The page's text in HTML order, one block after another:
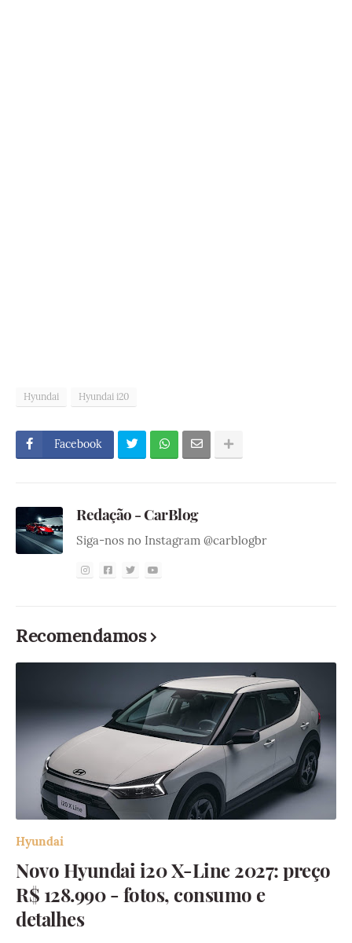
Hyundai Hyundai i20
Facebook
Redação - CarBlog
Siga-nos no Instagram @carblogbr
Recomendamos
Hyundai
Novo Hyundai i20 X-Line 2027: preço
R$ 128.990 - fotos, consumo e
detalhes